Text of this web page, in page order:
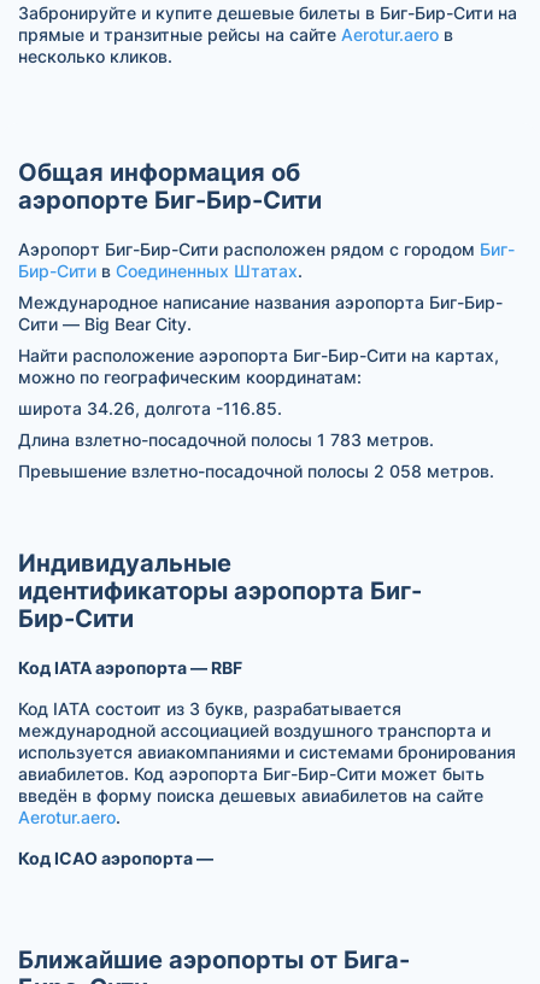
Забронируйте и купите дешевые билеты в Биг-Бир-Сити на
прямые и транзитные рейсы на сайте Aerotur.aero в
несколько кликов.
Общая информация об
аэропорте Биг-Бир-Сити
Аэропорт Биг-Бир-Сити расположен рядом с городом Биг-
Бир-Сити в Соединенных Штатах.
Международное написание названия аэропорта Биг-Бир-
Сити — Big Bear City.
Найти расположение аэропорта Биг-Бир-Сити на картах,
можно по географическим координатам:
широта 34.26, долгота -116.85.
Длина взлетно-посадочной полосы 1 783 метров.
Превышение взлетно-посадочной полосы 2 058 метров.
Индивидуальные
идентификаторы аэропорта Биг-
Бир-Сити
Код IATA аэропорта — RBF
Код IATA состоит из 3 букв, разрабатывается
международной ассоциацией воздушного транспорта и
используется авиакомпаниями и системами бронирования
авиабилетов. Код аэропорта Биг-Бир-Сити может быть
введён в форму поиска дешевых авиабилетов на сайте
Aerotur.aero.
Код ICAO аэропорта —
Ближайшие аэропорты от Бига-